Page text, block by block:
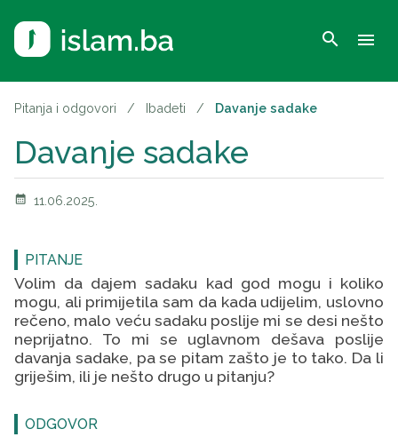
search menu
Pitanja i odgovori / Ibadeti / Davanje sadake
Davanje sadake
calendar_month 11.06.2025.
PITANJE
Volim da dajem sadaku kad god mogu i koliko
mogu, ali primijetila sam da kada udijelim, uslovno
rečeno, malo veću sadaku poslije mi se desi nešto
neprijatno. To mi se uglavnom dešava poslije
davanja sadake, pa se pitam zašto je to tako. Da li
griješim, ili je nešto drugo u pitanju?
ODGOVOR